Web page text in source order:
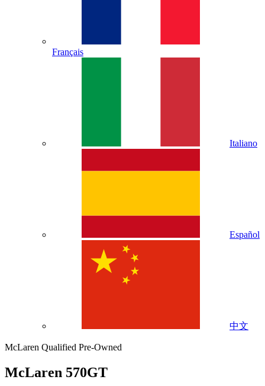
Français
Italiano
Español
中文
McLaren Qualified Pre-Owned
McLaren 570GT